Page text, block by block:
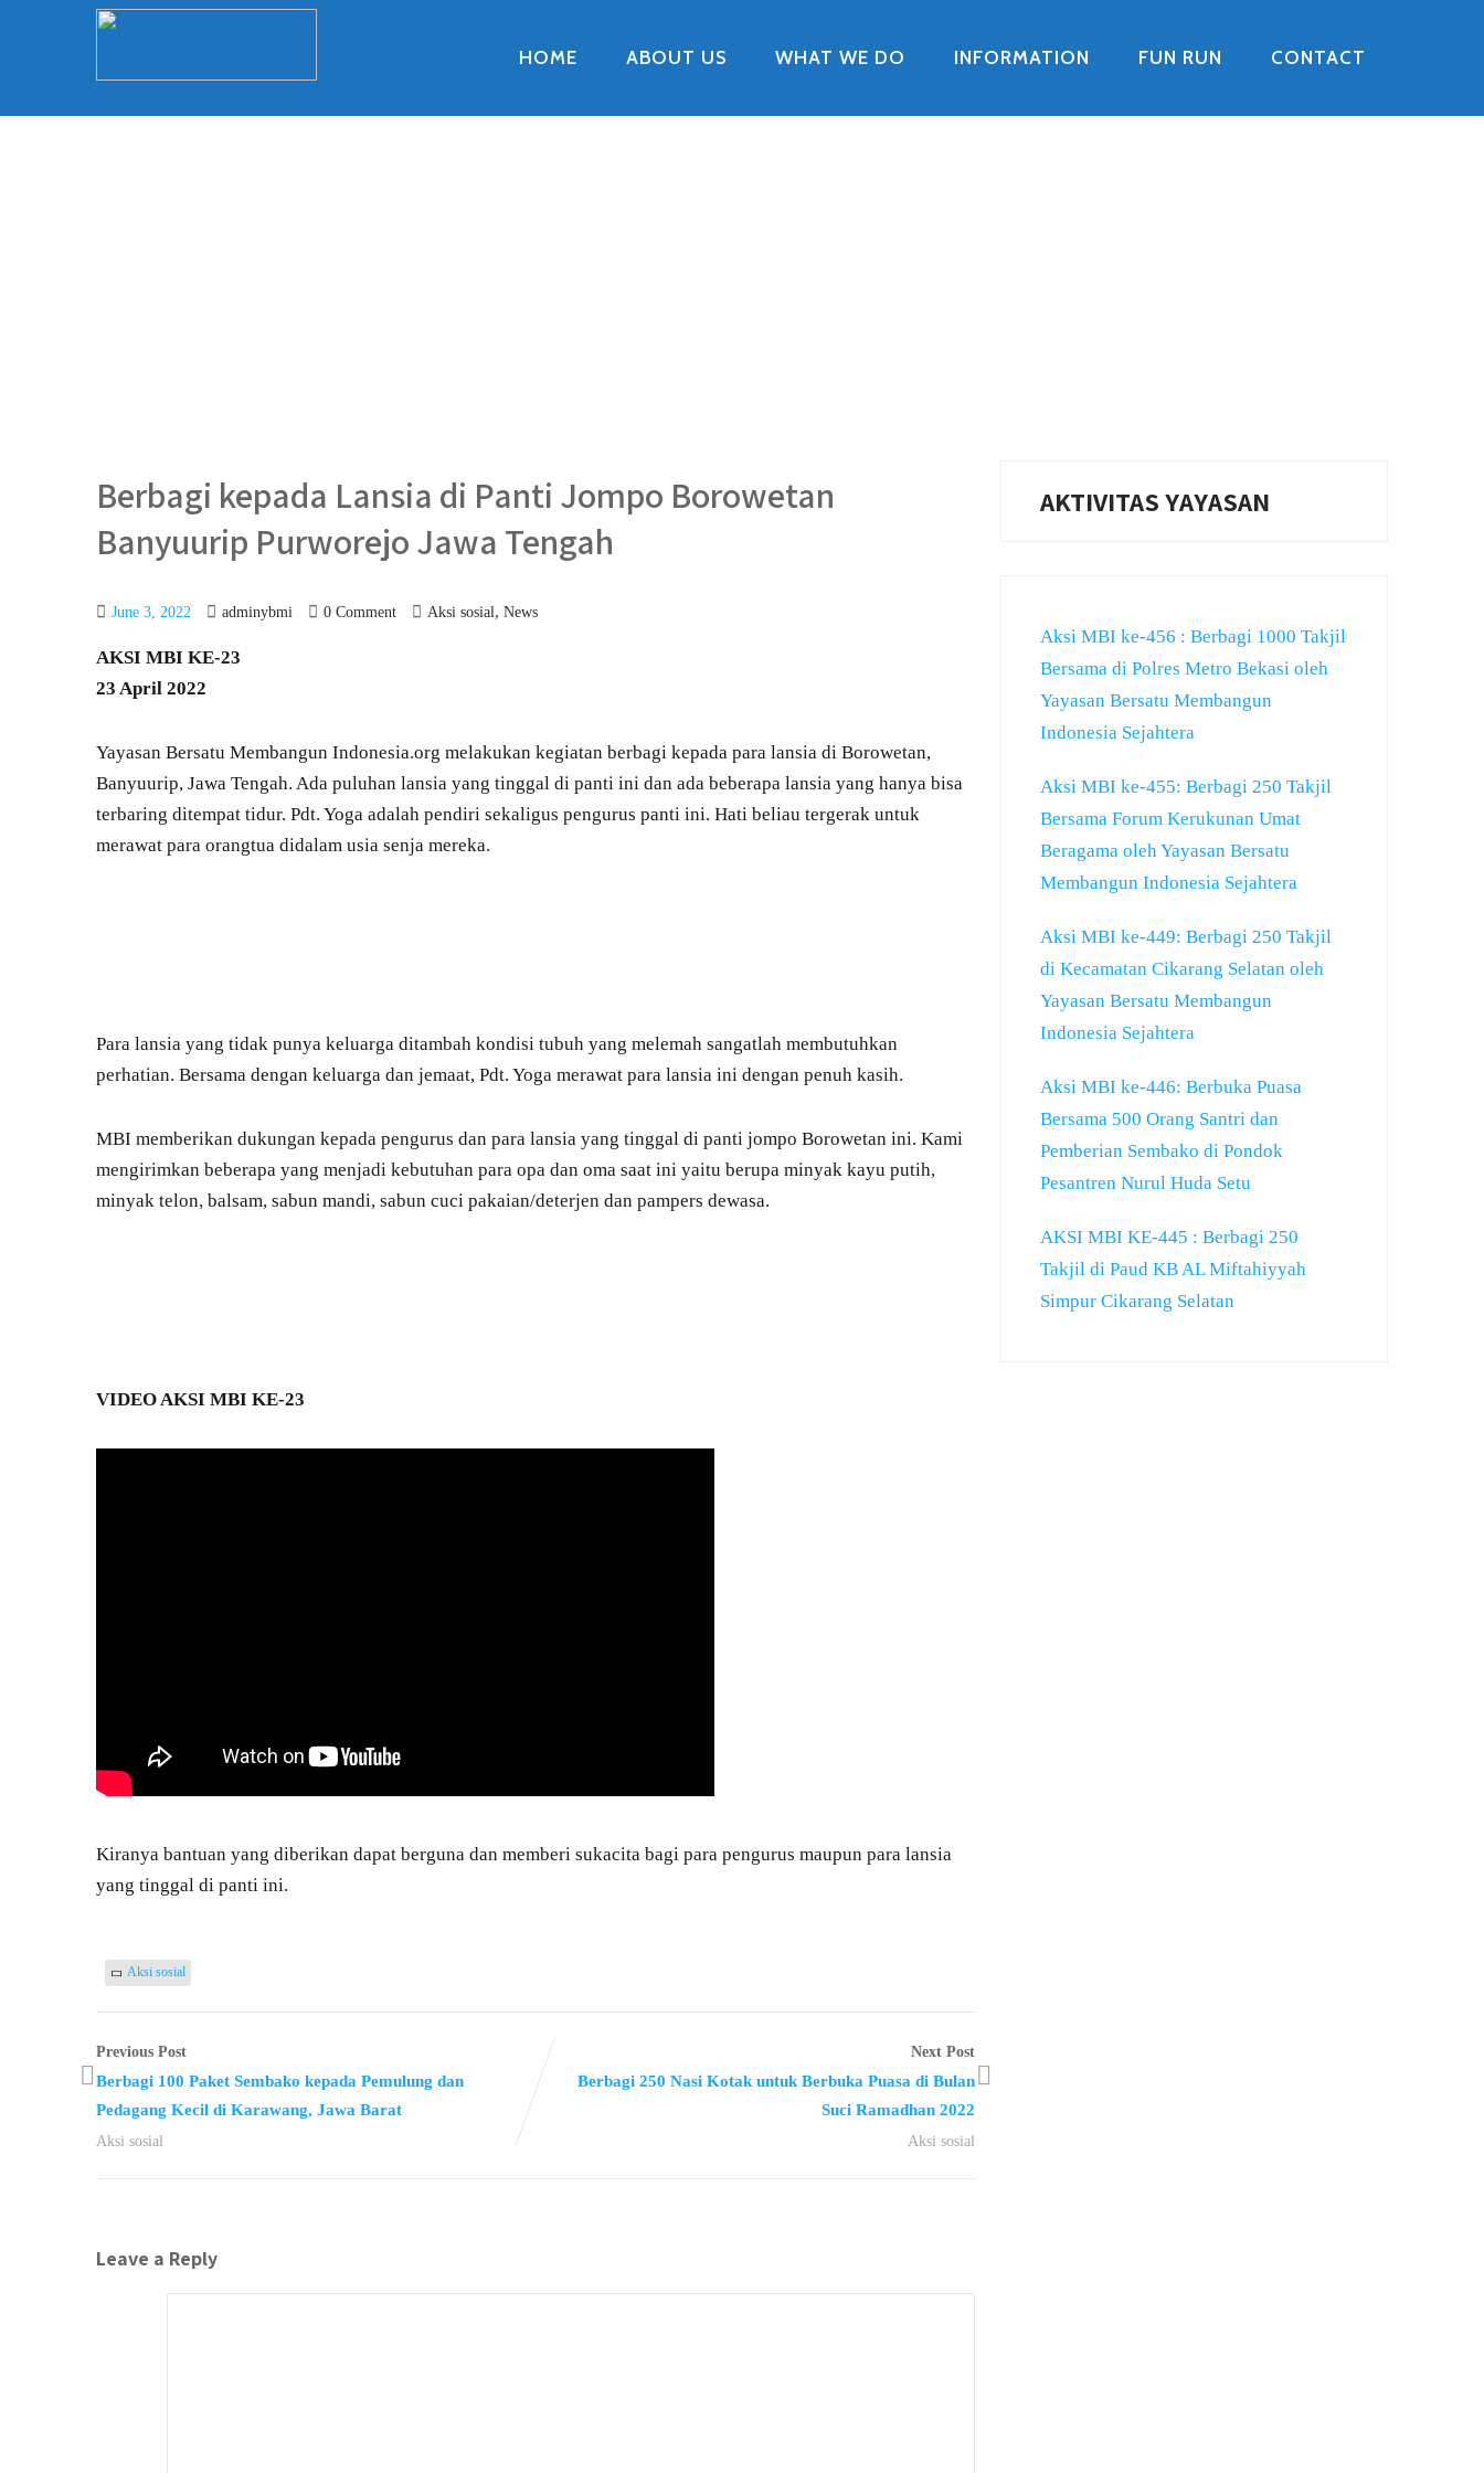
HOME ABOUT US WHAT WE DO INFORMATION FUN RUN CONTACT
Berbagi kepada Lansia di Panti Jompo Borowetan
Banyuurip Purworejo Jawa Tengah
June 3, 2022 adminybmi 0 Comment Aksi sosial, News
AKSI MBI KE-23
23 April 2022
Yayasan Bersatu Membangun Indonesia.org melakukan kegiatan berbagi kepada para lansia di Borowetan,
Banyuurip, Jawa Tengah. Ada puluhan lansia yang tinggal di panti ini dan ada beberapa lansia yang hanya bisa
terbaring ditempat tidur. Pdt. Yoga adalah pendiri sekaligus pengurus panti ini. Hati beliau tergerak untuk
merawat para orangtua didalam usia senja mereka.
Para lansia yang tidak punya keluarga ditambah kondisi tubuh yang melemah sangatlah membutuhkan
perhatian. Bersama dengan keluarga dan jemaat, Pdt. Yoga merawat para lansia ini dengan penuh kasih.
MBI memberikan dukungan kepada pengurus dan para lansia yang tinggal di panti jompo Borowetan ini. Kami
mengirimkan beberapa yang menjadi kebutuhan para opa dan oma saat ini yaitu berupa minyak kayu putih,
minyak telon, balsam, sabun mandi, sabun cuci pakaian/deterjen dan pampers dewasa.
VIDEO AKSI MBI KE-23
Kiranya bantuan yang diberikan dapat berguna dan memberi sukacita bagi para pengurus maupun para lansia
yang tinggal di panti ini.
Aksi sosial
Previous Post
Berbagi 100 Paket Sembako kepada Pemulung dan
Pedagang Kecil di Karawang, Jawa Barat
Aksi sosial
Next Post
Berbagi 250 Nasi Kotak untuk Berbuka Puasa di Bulan
Suci Ramadhan 2022
Aksi sosial
Leave a Reply
AKTIVITAS YAYASAN
Aksi MBI ke-456 : Berbagi 1000 Takjil
Bersama di Polres Metro Bekasi oleh
Yayasan Bersatu Membangun
Indonesia Sejahtera
Aksi MBI ke-455: Berbagi 250 Takjil
Bersama Forum Kerukunan Umat
Beragama oleh Yayasan Bersatu
Membangun Indonesia Sejahtera
Aksi MBI ke-449: Berbagi 250 Takjil
di Kecamatan Cikarang Selatan oleh
Yayasan Bersatu Membangun
Indonesia Sejahtera
Aksi MBI ke-446: Berbuka Puasa
Bersama 500 Orang Santri dan
Pemberian Sembako di Pondok
Pesantren Nurul Huda Setu
AKSI MBI KE-445 : Berbagi 250
Takjil di Paud KB AL Miftahiyyah
Simpur Cikarang Selatan